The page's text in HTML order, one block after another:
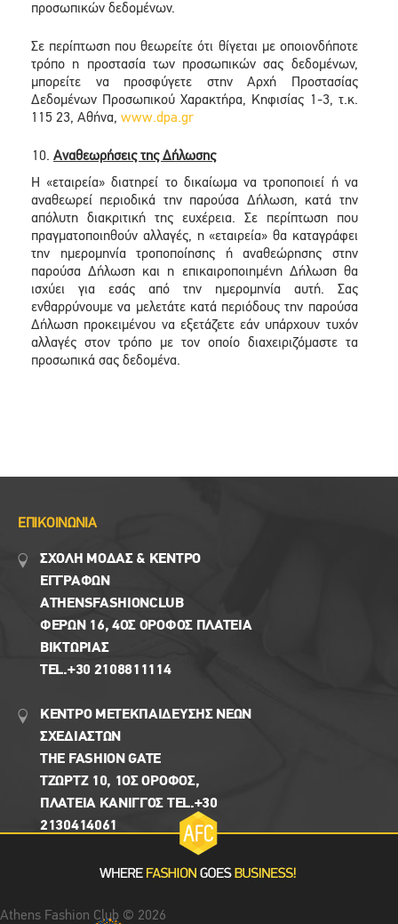
προσωπικών δεδομένων.
Σε περίπτωση που θεωρείτε ότι θίγεται με οποιονδήποτε
τρόπο η προστασία των προσωπικών σας δεδομένων,
μπορείτε να προσφύγετε στην Αρχή Προστασίας
Δεδομένων Προσωπικού Χαρακτήρα, Κηφισίας 1-3, τ.κ.
115 23, Αθήνα, www.dpa.gr
Αναθεωρήσεις της Δήλωσης
Η «εταιρεία» διατηρεί το δικαίωμα να τροποποιεί ή να
αναθεωρεί περιοδικά την παρούσα Δήλωση, κατά την
απόλυτη διακριτική της ευχέρεια. Σε περίπτωση που
πραγματοποιηθούν αλλαγές, η «εταιρεία» θα καταγράφει
την ημερομηνία τροποποίησης ή αναθεώρησης στην
παρούσα Δήλωση και η επικαιροποιημένη Δήλωση θα
ισχύει για εσάς από την ημερομηνία αυτή. Σας
ενθαρρύνουμε να μελετάτε κατά περιόδους την παρούσα
Δήλωση προκειμένου να εξετάζετε εάν υπάρχουν τυχόν
αλλαγές στον τρόπο με τον οποίο διαχειριζόμαστε τα
προσωπικά σας δεδομένα.
ΕΠΙΚΟΙΝΩΝΙΑ
ΣΧΟΛΗ ΜΟΔΑΣ & ΚΈΝΤΡΟ
ΕΓΓΡΑΦΩΝ
ΑTHENSFASHIONCLUB
ΦΕΡΏΝ 16, 4ΟΣ ΟΡΟΦΟΣ ΠΛΑΤΕΙΑ
ΒΙΚΤΩΡΊΑΣ
TEL.+30 2108811114
ΚΕΝΤΡΟ ΜΕΤΕΚΠΑΙΔΕΥΣΗΣ ΝΕΩΝ
ΣΧΕΔΙΑΣΤΩΝ
THE FASHION GATE
ΤΖΩΡΤΖ 10, 1ΟΣ ΌΡΟΦΟΣ,
ΠΛΑΤΕΙΑ ΚΑΝΙΓΓΟΣ TEL.+30
2130414061
Athens Fashion Club © 2026